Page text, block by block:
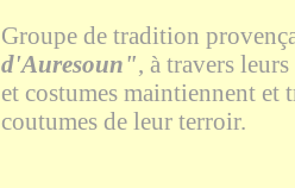
Groupe de tradition
d'Auresoun", à travers
et costumes maintiennent et
coutumes de leur terroir.